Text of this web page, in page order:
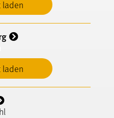
laden
laden